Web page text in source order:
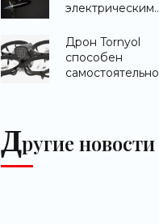
электрическим
«Беспилотники»
Дрон Tornyol
способен
самостоятельно
Другие новости